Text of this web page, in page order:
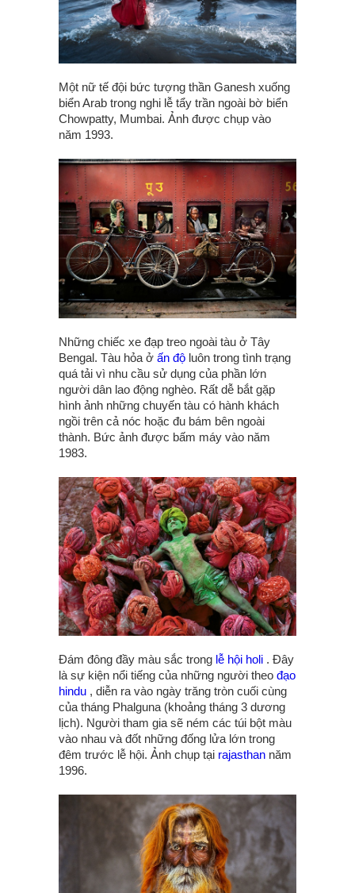
Một nữ tế đội bức tượng thần Ganesh xuống
biển Arab trong nghi lễ tẩy trần ngoài bờ biển
Chowpatty, Mumbai. Ảnh được chụp vào
năm 1993.
Những chiếc xe đạp treo ngoài tàu ở Tây
Bengal. Tàu hỏa ở ấn độ luôn trong tình trạng
quá tải vì nhu cầu sử dụng của phần lớn
người dân lao động nghèo. Rất dễ bắt gặp
hình ảnh những chuyến tàu có hành khách
ngồi trên cả nóc hoặc đu bám bên ngoài
thành. Bức ảnh được bấm máy vào năm
1983.
Đám đông đầy màu sắc trong lễ hội holi . Đây
là sự kiện nổi tiếng của những người theo đạo
hindu , diễn ra vào ngày trăng tròn cuối cùng
của tháng Phalguna (khoảng tháng 3 dương
lịch). Người tham gia sẽ ném các túi bột màu
vào nhau và đốt những đống lửa lớn trong
đêm trước lễ hội. Ảnh chụp tại rajasthan năm
1996.